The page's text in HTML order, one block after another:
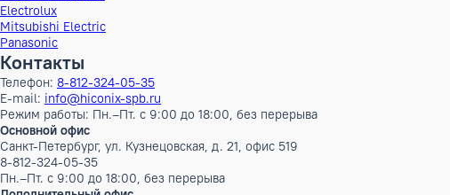
Инверторный
Бренды
AUX
CLIMAVENETA
Ecoclima
Ecoclima Pro Vent
Electrolux
Mitsubishi Electric
Panasonic
Контакты